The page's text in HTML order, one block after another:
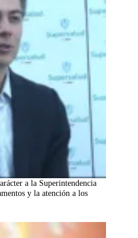
a la Superintendencia
y la atención a los